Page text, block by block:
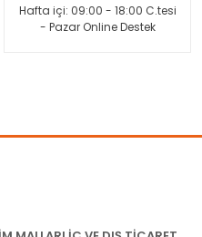
Hafta içi: 09:00 - 18:00 C.tesi
- Pazar Online Destek